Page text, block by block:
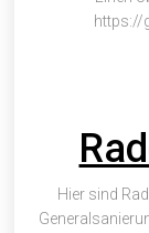
https://
Hier sind